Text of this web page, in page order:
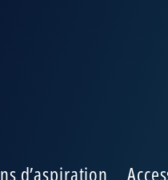
d’aspiration